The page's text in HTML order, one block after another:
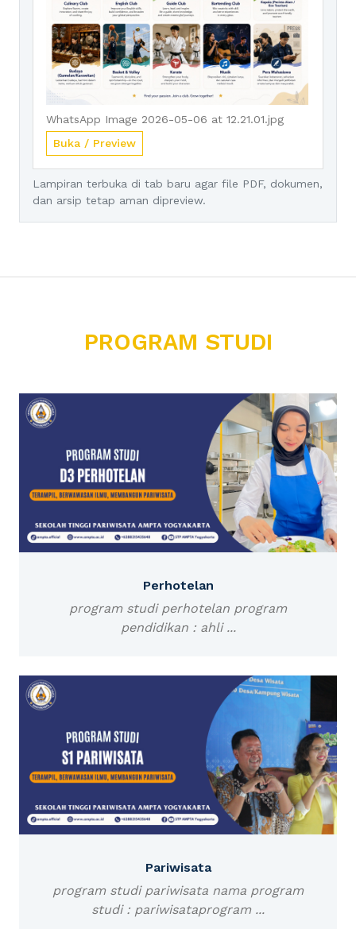
WhatsApp Image 2026-05-06 at 12.21.01.jpg
Buka / Preview
Lampiran terbuka di tab baru agar file PDF, dokumen,
dan arsip tetap aman dipreview.
PROGRAM STUDI
Perhotelan
program studi perhotelan program
pendidikan : ahli ...
Pariwisata
program studi pariwisata nama program
studi : pariwisataprogram ...